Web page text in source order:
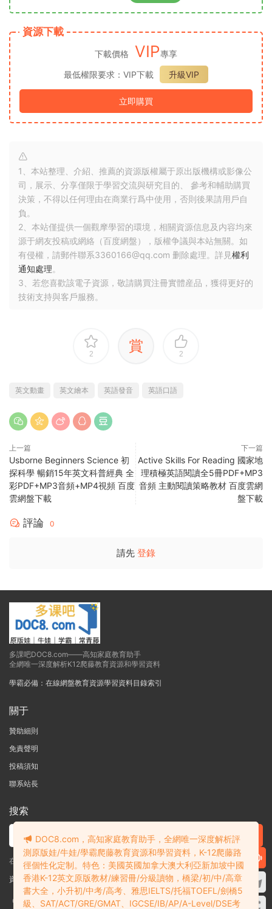
資源下載
下載價格 VIP專享
最低權限要求：VIP下載
升級VIP
立即購買
1、本站整理、介紹、推薦的資源版權屬于原出版機構或影像公
司，展示、分享僅限于學習交流與研究目的、 參考和輔助購買
決策，不得以任何理由在商業行爲中使用，否則後果請用戶自
負。
2、本站僅提供一個觀摩學習的環境，相關資源信息及内容均來
源于網友投稿或網絡（百度網盤），版權争議與本站無關。如
有侵權，請郵件聯系3360166@qq.com 删除處理。詳見權利
通知處理。
3、若您喜歡該電子資源，敬請購買注冊實體産品，獲得更好的
技術支持與客戶服務。
2 賞 2
英文動畫 英文繪本 英語發音 英語口語
上一篇
Usborne Beginners Science 初
探科學 暢銷15年英文科普經典 全
彩PDF+MP3音頻+MP4視頻 百度
雲網盤下載
下一篇
Active Skills For Reading 國家地
理積極英語閱讀全5冊PDF+MP3
音頻 主動閱讀策略教材 百度雲網
盤下載
評論 0
請先 登錄
多課吧DOC8.com——高知家庭教育助手
全網唯一深度解析K12爬藤教育資源和學習資料
學霸必備：在線網盤教育資源學習資料目錄索引
關于
贊助細則
免責聲明
投稿須知
聯系站長
搜索
在線搜索GK-G12海量英文原版教材/章節書/國際考試/學科競賽資料！
資料失效？沒找到需要的？網站意見建議？請提交工單查看我的工單
Copyright © 2004-2026 多課吧DOC8.com 渝ICP備2022004389号-1
渝公
DOC8.com，高知家庭教育助手，全網唯一深度解析評
測原版娃/牛娃/學霸爬藤教育資源和學習資料，K-12爬藤路
徑個性化定制。特色：美國英國加拿大澳大利亞新加坡中國
香港K-12英文原版教材/練習冊/分級讀物，橋梁/初/中/高章
書大全，小升初/中考/高考、雅思IELTS/托福TOEFL/劍橋5
級、SAT/ACT/GRE/GMAT、IGCSE/IB/AP/A-Level/DSE考